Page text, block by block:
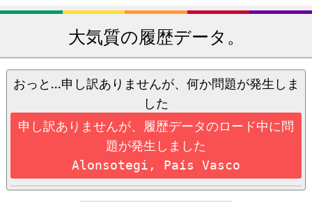
大気質の履歴データ。
おっと...申し訳ありませんが、何か問題が発生しま
した
申し訳ありませんが、履歴データのロード中に問
題が発生しました
Alonsotegi, País Vasco